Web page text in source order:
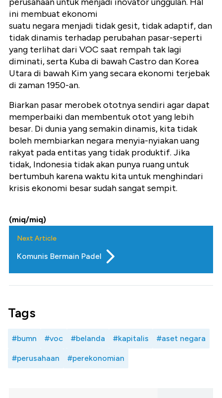
ini membuat ekonomi
suatu negara menjadi tidak gesit, tidak adaptif, dan
tidak dinamis terhadap perubahan pasar-seperti
yang terlihat dari VOC saat rempah tak lagi
diminati, serta Kuba di bawah Castro dan Korea
Utara di bawah Kim yang secara ekonomi terjebak
di zaman 1950-an.
Biarkan pasar merobek ototnya sendiri agar dapat
memperbaiki dan membentuk otot yang lebih
besar. Di dunia yang semakin dinamis, kita tidak
boleh membiarkan negara menyia-nyiakan uang
rakyat pada entitas yang tidak produktif. Jika
tidak, Indonesia tidak akan punya ruang untuk
bertumbuh karena waktu kita untuk menghindari
krisis ekonomi besar sudah sangat sempit.
(miq/miq)
Next Article
Komunis Bermain Padel
Tags
#bumn #voc #belanda #kapitalis #aset negara
#perusahaan #perekonomian